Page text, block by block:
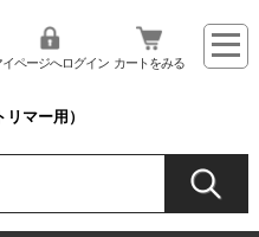
マー用）
イページへログイン カートをみる